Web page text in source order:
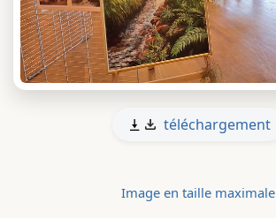
téléchargement
Image en taille maximale